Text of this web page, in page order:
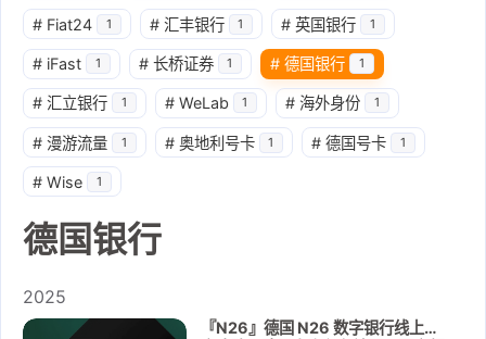
# Fiat24 1 # 汇丰银行 1 # 英国银行 1
# iFast 1 # 长桥证券 1 # 德国银行 1
# 汇立银行 1 # WeLab 1 # 海外身份 1
# 漫游流量 1 # 奥地利号卡 1 # 德国号卡 1
# Wise 1
德国银行
2025
『N26』德国 N26 数字银行线上开